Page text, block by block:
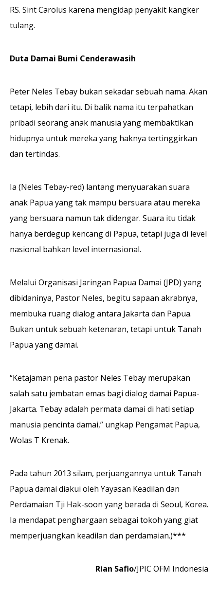
RS. Sint Carolus karena mengidap penyakit kangker
tulang.
Duta Damai Bumi Cenderawasih
Peter Neles Tebay bukan sekadar sebuah nama. Akan
tetapi, lebih dari itu. Di balik nama itu terpahatkan
pribadi seorang anak manusia yang membaktikan
hidupnya untuk mereka yang haknya tertinggirkan
dan tertindas.
Ia (Neles Tebay-red) lantang menyuarakan suara
anak Papua yang tak mampu bersuara atau mereka
yang bersuara namun tak didengar. Suara itu tidak
hanya berdegup kencang di Papua, tetapi juga di level
nasional bahkan level internasional.
Melalui Organisasi Jaringan Papua Damai (JPD) yang
dibidaninya, Pastor Neles, begitu sapaan akrabnya,
membuka ruang dialog antara Jakarta dan Papua.
Bukan untuk sebuah ketenaran, tetapi untuk Tanah
Papua yang damai.
“Ketajaman pena pastor Neles Tebay merupakan
salah satu jembatan emas bagi dialog damai Papua-
Jakarta. Tebay adalah permata damai di hati setiap
manusia pencinta damai,” ungkap Pengamat Papua,
Wolas T Krenak.
Pada tahun 2013 silam, perjuangannya untuk Tanah
Papua damai diakui oleh Yayasan Keadilan dan
Perdamaian Tji Hak-soon yang berada di Seoul, Korea.
Ia mendapat penghargaan sebagai tokoh yang giat
memperjuangkan keadilan dan perdamaian.)***
Rian Safio/JPIC OFM Indonesia